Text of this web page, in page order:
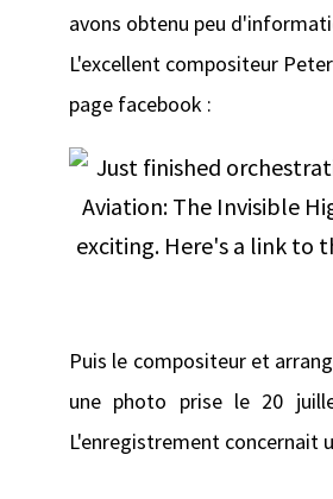
avons obtenu peu
L'excellent compositeur
page facebook :
Puis le compositeur et
une photo prise le 20
L'enregistrement concernait